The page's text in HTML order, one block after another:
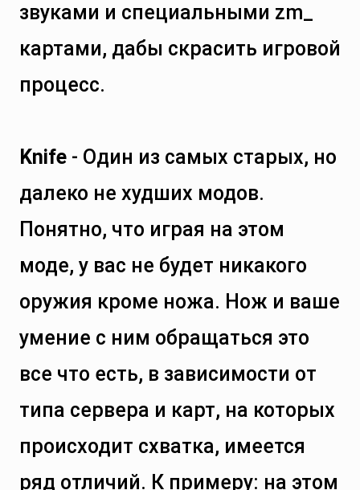
звуками и специальными zm_
картами, дабы скрасить игровой
процесс.
Knife - Один из самых старых, но
далеко не худших модов.
Понятно, что играя на этом
моде, у вас не будет никакого
оружия кроме ножа. Нож и ваше
умение с ним обращаться это
все что есть, в зависимости от
типа сервера и карт, на которых
происходит схватка, имеется
ряд отличий. К примеру: на этом